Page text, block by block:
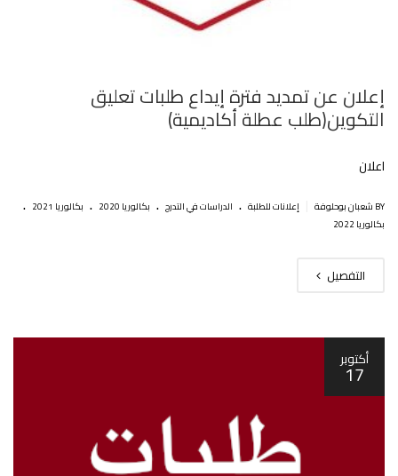
إعلان عن تمديد فترة إيداع طلبات تعليق
التكوين(طلب عطلة أكاديمية)‎‎
اعلان
BY شعبان بوحلوفة إعلانات للطلبة . الدراسات في التدرج . بكالوريا 2020 . بكالوريا 2021 .
بكالوريا 2022
التفصيل
أكتوبر
17